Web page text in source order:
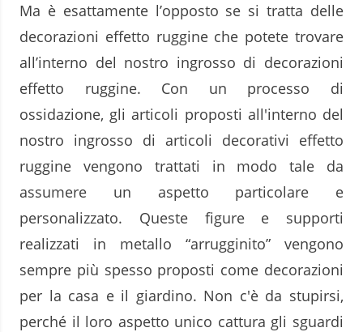
Ma è esattamente l’opposto se si tratta delle
decorazioni effetto ruggine che potete trovare
all’interno del nostro ingrosso di decorazioni
effetto ruggine. Con un processo di
ossidazione, gli articoli proposti all'interno del
nostro ingrosso di articoli decorativi effetto
ruggine vengono trattati in modo tale da
assumere un aspetto particolare e
personalizzato. Queste figure e supporti
realizzati in metallo “arrugginito” vengono
sempre più spesso proposti come decorazioni
per la casa e il giardino. Non c'è da stupirsi,
perché il loro aspetto unico cattura gli sguardi